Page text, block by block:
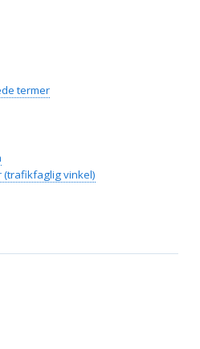
termer
(trafikfaglig vinkel)